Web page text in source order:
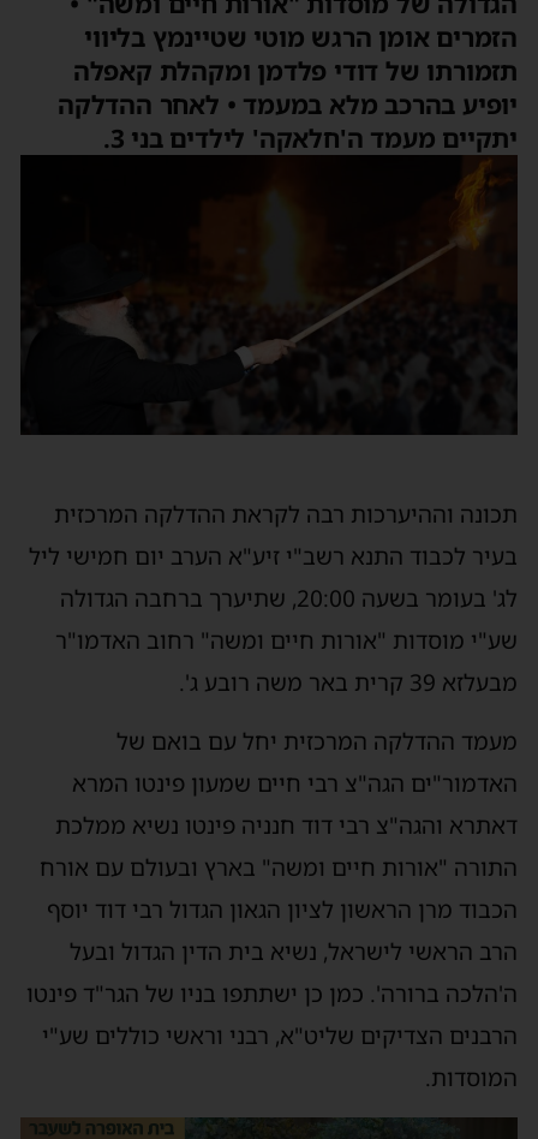
הזמרים אומן הרגש מוטי שטיינמץ בליווי
תזמורתו של דודי פלדמן ומקהלת קאפלה
יופיע בהרכב מלא במעמד • לאחר ההדלקה
יתקיים מעמד ה'חלאקה' לילדים בני 3.
תכונה וההיערכות רבה לקראת ההדלקה המרכזית
בעיר לכבוד התנא רשב"י זיע"א הערב יום חמישי ליל
לג' בעומר בשעה 20:00, שתיערך ברחבה הגדולה
שע"י מוסדות "אורות חיים ומשה" רחוב האדמו"ר
מבעלזא 39 קרית באר משה רובע ג'.
מעמד ההדלקה המרכזית יחל עם בואם של
האדמור"ים הגה"צ רבי חיים שמעון פינטו המרא
דאתרא והגה"צ רבי דוד חנניה פינטו נשיא ממלכת
התורה "אורות חיים ומשה" בארץ ובעולם עם אורח
הכבוד מרן הראשון לציון הגאון הגדול רבי דוד יוסף
הרב הראשי לישראל, נשיא בית הדין הגדול ובעל
ה'הלכה ברורה'. כמן כן ישתתפו בניו של הגר"ד פינטו
הרבנים הצדיקים שליט"א, רבני וראשי כוללים שע"י
המוסדות.